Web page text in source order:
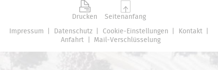
Impressum Datenschutz Cookie-Einstellungen
Kontakt
Anfahrt
Mail-Verschlüsselung
Drucken Seitenanfang